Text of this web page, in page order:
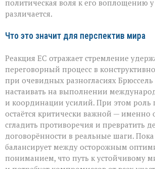
политическая воля к его воплощению
различается.
Что это значит для перспектив мира
Реакция ЕС отражает стремление
переговорный процесс в
при очевидных разногласиях
настаивать на выполнении
и координации усилий. При этом роль
остаётся критически важной — именно
сгладить противоречия и превратить
договорённости в реальные шаги.
балансирует между осторожным
пониманием, что путь к устойчивому